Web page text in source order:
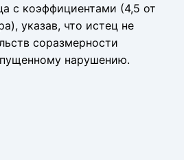
с коэффициентами (4,5 от
указав, что истец не
соразмерности
нарушению.